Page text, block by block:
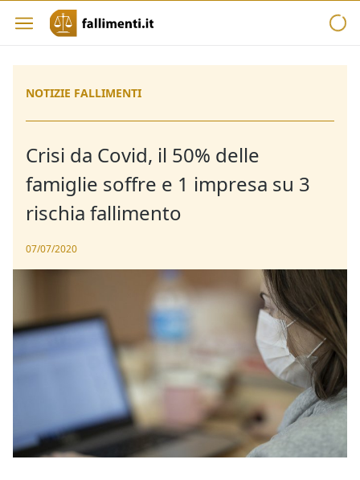
NOTIZIE FALLIMENTI
Crisi da Covid, il 50% delle
famiglie soffre e 1 impresa su 3
rischia fallimento
07/07/2020